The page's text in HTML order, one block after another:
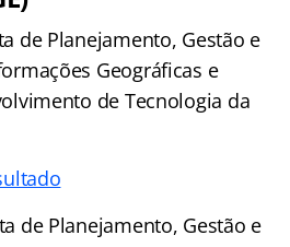
de Planejamento, Gestão e
Geográficas e
de Tecnologia da
de Planejamento, Gestão e